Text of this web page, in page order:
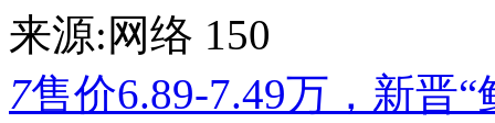
来源:网络 150
7售价6.89-7.49万，新晋“